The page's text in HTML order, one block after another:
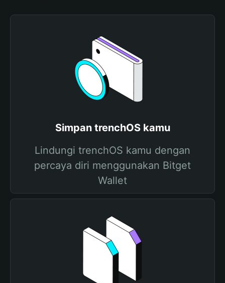
Simpan trenchOS kamu
Lindungi trenchOS kamu dengan
percaya diri menggunakan Bitget
Wallet